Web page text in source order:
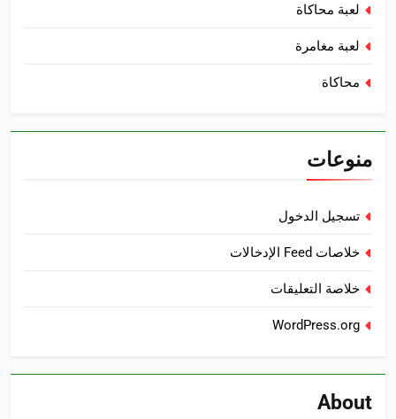
لعبة محاكاة
لعبة مغامرة
محاكاة
منوعات
تسجيل الدخول
خلاصات Feed الإدخالات
خلاصة التعليقات
WordPress.org
About